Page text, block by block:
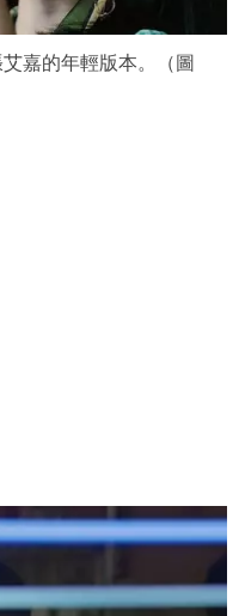
嘉的年輕版本。（圖